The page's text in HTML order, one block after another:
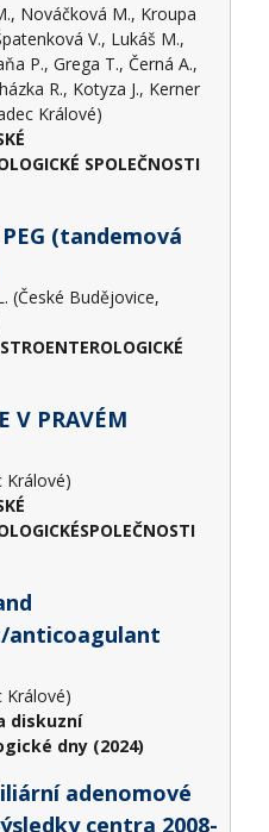
Nováčková M., Kroupa
V., Lukáš M.,
P., Grega T., Černá A.,
R., Kotyza J., Kerner
Králové)
SPOLEČNOSTI
(tandemová
(České Budějovice,
V PRAVÉM
Králové)
Králové)
diskuzní
dny (2024)
adenomové
centra 2008-